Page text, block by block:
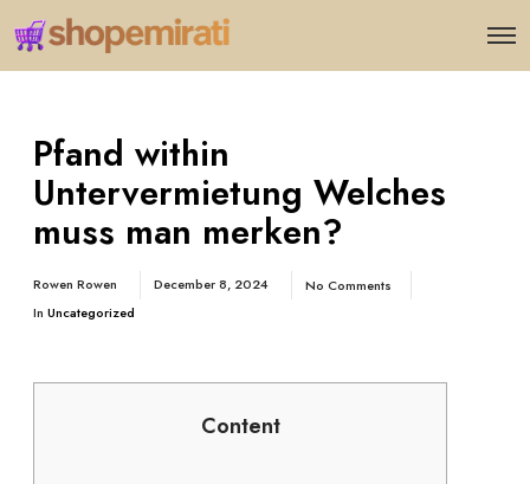
Pfand within
Untervermietung Welches
muss man merken?
Rowen Rowen December 8, 2024
No Comments
In Uncategorized
Content